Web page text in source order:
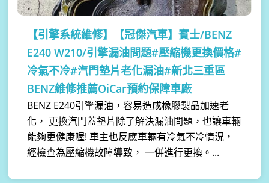
【引擎系統維修】
【冠傑汽車】賓士/BENZ
E240 W210/引擎漏油問題#壓縮機更換價格#
冷氣不冷#汽門墊片老化漏油#新北三重區
BENZ維修推薦OiCar預約保障車廠
BENZ E240引擎漏油，容易造成橡膠製品加速老
化， 更換汽門蓋墊片除了解決漏油問題，也讓車輛
能夠更健康喔! 車主也反應車輛有冷氣不冷情況，
經檢查為壓縮機故障導致， 一併進行更換。...